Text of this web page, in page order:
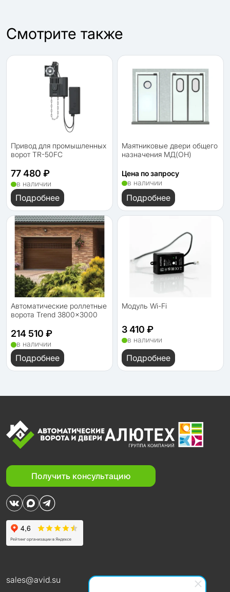
Cмотрите также
Привод для промышленных
ворот TR-50FC
77 480 ₽
в наличии
Подробнее
Маятниковые двери общего
назначения МД(ОН)
Цена по запросу
в наличии
Подробнее
Автоматические роллетные
ворота Trend 3800x3000
214 510 ₽
в наличии
Подробнее
Модуль Wi-Fi
3 410 ₽
в наличии
Подробнее
Получить консультацию
sales@avid.su